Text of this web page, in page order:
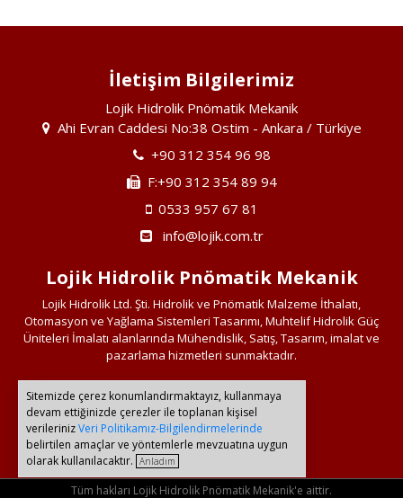
İletişim Bilgilerimiz
Lojik Hidrolik Pnömatik Mekanik
Ahi Evran Caddesi No:38 Ostim - Ankara / Türkiye
+90 312 354 96 98
F:+90 312 354 89 94
0533 957 67 81
info@lojik.com.tr
Lojik Hidrolik Pnömatik Mekanik
Lojik Hidrolik Ltd. Şti. Hidrolik ve Pnömatik Malzeme İthalatı,
Otomasyon ve Yağlama Sistemleri Tasarımı, Muhtelif Hidrolik Güç
Üniteleri İmalatı alanlarında Mühendislik, Satış, Tasarım, imalat ve
pazarlama hizmetleri sunmaktadır.
Bağlantılarımız
Tüm hakları Lojik Hidrolik Pnömatik Mekanik'e aittir.
Sitemizde çerez konumlandırmaktayız, kullanmaya
devam ettiğinizde çerezler ile toplanan kişisel
verilerinizVeri Politikamız-Bilgilendirmelerinde
belirtilen amaçlar ve yöntemlerle mevzuatına uygun
olarak kullanılacaktır. Anladım